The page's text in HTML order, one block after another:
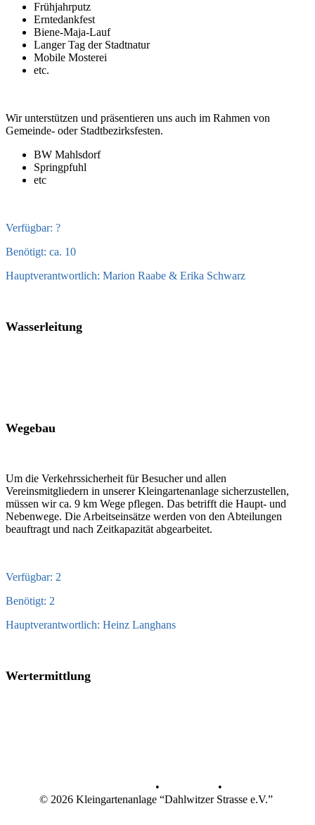
Frühjahrputz
Erntedankfest
Biene-Maja-Lauf
Langer Tag der Stadtnatur
Mobile Mosterei
etc.
Wir unterstützen und präsentieren uns auch im Rahmen von
Gemeinde- oder Stadtbezirksfesten.
BW Mahlsdorf
Springpfuhl
etc
Verfügbar: ?
Benötigt: ca. 10
Hauptverantwortlich: Marion Raabe & Erika Schwarz
Wasserleitung
Wegebau
Um die Verkehrssicherheit für Besucher und allen
Vereinsmitgliedern in unserer Kleingartenanlage sicherzustellen,
müssen wir ca. 9 km Wege pflegen. Das betrifft die Haupt- und
Nebenwege. Die Arbeitseinsätze werden von den Abteilungen
beauftragt und nach Zeitkapazität abgearbeitet.
Verfügbar: 2
Benötigt: 2
Hauptverantwortlich: Heinz Langhans
Wertermittlung
•
•
© 2026 Kleingartenanlage “Dahlwitzer Strasse e.V.”